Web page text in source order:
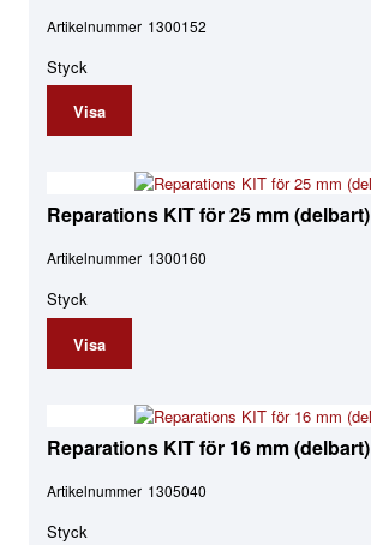
Artikelnummer 1300152
Styck
Visa
Reparations KIT för 25 mm (delbart)
Artikelnummer 1300160
Styck
Visa
Reparations KIT för 16 mm (delbart)
Artikelnummer 1305040
Styck